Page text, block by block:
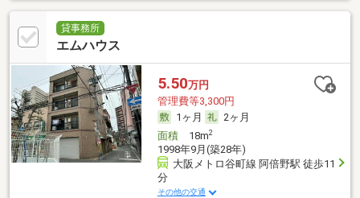
貸事務所
エムハウス
5.50万円
管理費等3,300円
1ヶ月
2ヶ月
面積18m2
1998年9月(築28年)
大阪メトロ谷町線 阿倍野駅 徒歩11
分
その他の交通